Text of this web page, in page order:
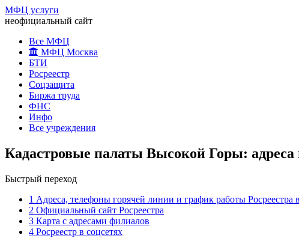
МФЦ услуги
неофициальный сайт
Все МФЦ
МФЦ Москва
БТИ
Росреестр
Соцзащита
Биржа труда
ФНС
Инфо
Все учреждения
Кадастровые палаты Высокой Горы:
Быстрый переход
1 Адреса, телефоны горячей линии и график работы Росреестра
2 Официальный сайт Росреестра
3 Карта с адресами филиалов
4 Росреестр в соцсетях